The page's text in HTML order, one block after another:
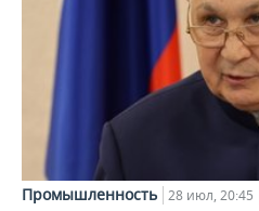
Промышленность 28 июл, 20:45